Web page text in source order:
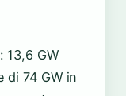
13,6 GW
74 GW in